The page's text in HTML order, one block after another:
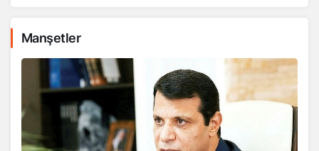
Manşetler